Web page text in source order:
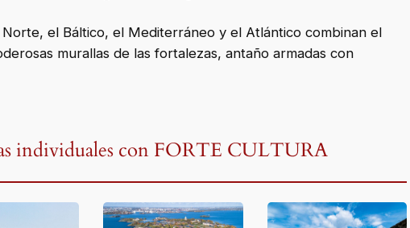
el Báltico, el Mediterráneo y el Atlántico combinan el
murallas de las fortalezas, antaño armadas con
individuales con FORTE CULTURA